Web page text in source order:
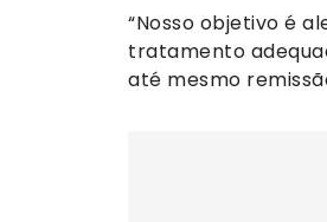
“Nosso objetivo é
tratamento
até mesmo